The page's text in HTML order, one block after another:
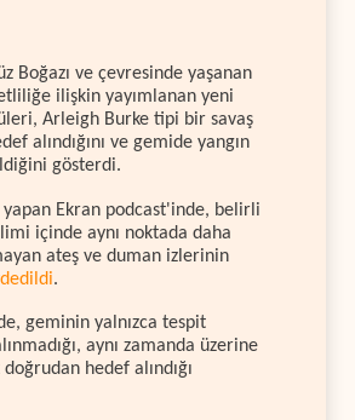
Boğazı ve çevresinde yaşanan
ilişkin yayımlanan yeni
Arleigh Burke tipi bir savaş
alındığını ve gemide yangın
gösterdi.
yapan Ekran podcast'inde, belirli
içinde aynı noktada daha
ateş ve duman izlerinin
.
geminin yalnızca tespit
aynı zamanda üzerine
hedef alındığı